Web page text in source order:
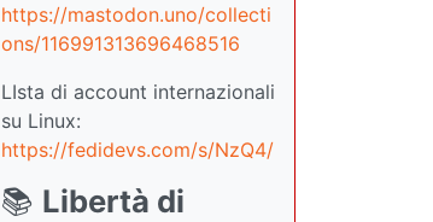
https://mastodon.uno/collecti
ons/116991313696468516
LIsta di account internazionali
su Linux:
https://fedidevs.com/s/NzQ4/
📚 Libertà di